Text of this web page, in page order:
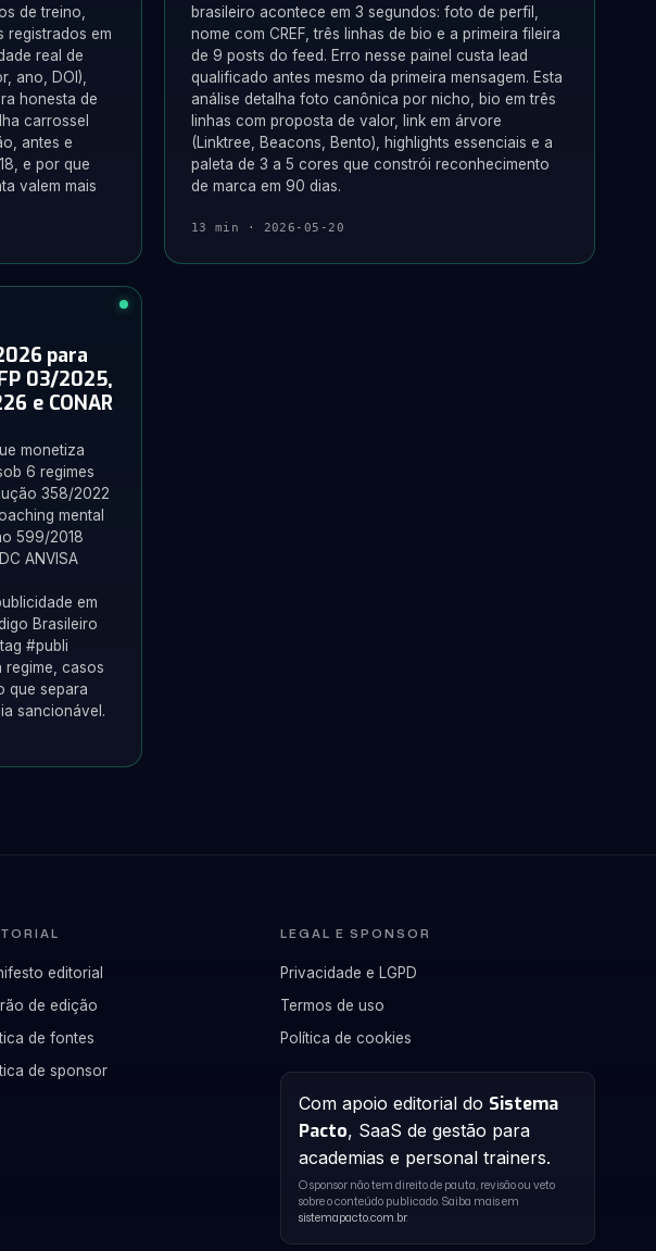
de treino,
registrados em
real de
ano, DOI),
honesta de
carrossel
antes e
e por que
valem mais
brasileiro acontece em 3 segundos: foto de perfil,
nome com CREF, três linhas de bio e a primeira fileira
de 9 posts do feed. Erro nesse painel custa lead
qualificado antes mesmo da primeira mensagem. Esta
análise detalha foto canônica por nicho, bio em três
linhas com proposta de valor, link em árvore
(Linktree, Beacons, Bento), highlights essenciais e a
paleta de 3 a 5 cores que constrói reconhecimento
de marca em 90 dias.
13 min · 2026-05-20
para
03/2025,
e CONAR
monetiza
6 regimes
358/2022
mental
599/2018
ANVISA
em
Brasileiro
#publi
regime, casos
que separa
sancionável.
editorial
de edição
de fontes
de sponsor
LEGAL E SPONSOR
Privacidade e LGPD
Termos de uso
Política de cookies
Com apoio editorial do Sistema
Pacto, SaaS de gestão para
academias e personal trainers.
O sponsor não tem direito de pauta, revisão ou veto
sobre o conteúdo publicado. Saiba mais em
sistemapacto.com.br.